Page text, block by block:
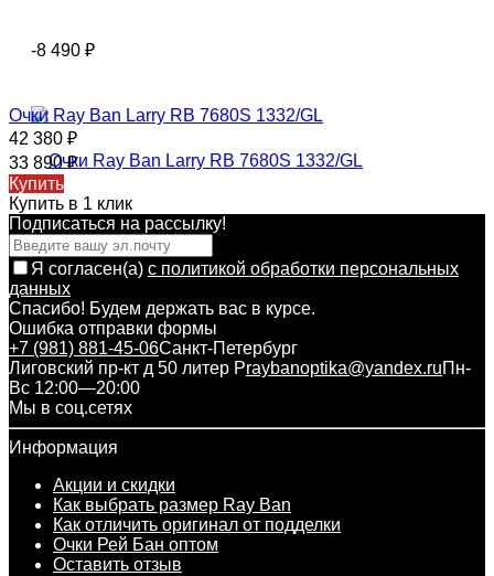
-8 490 ₽
Очки Ray Ban Larry RB 7680S 1332/GL
42 380 ₽
33 890₽
Купить
Купить в 1 клик
Подписаться на рассылкy!
Я согласен(a) с политикой обработки персональных
данных
Спасибо! Будем держать вас в курсе.
Ошибка отправки формы
+7 (981) 881-45-06Санкт-Петербург
Лиговский пр-кт д 50 литер Рraybanoptika@yandex.ruПн-
Вс 12:00—20:00
Мы в соц.сетях
Информация
Акции и скидки
Как выбрать размер Ray Ban
Как отличить оригинал от подделки
Очки Рей Бан оптом
Оставить отзыв